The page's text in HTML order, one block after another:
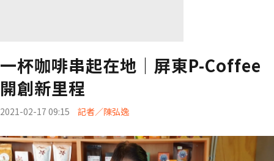
一杯咖啡串起在地｜屏東P-Coffee
開創新里程
2021-02-17 09:15 記者／陳弘逸